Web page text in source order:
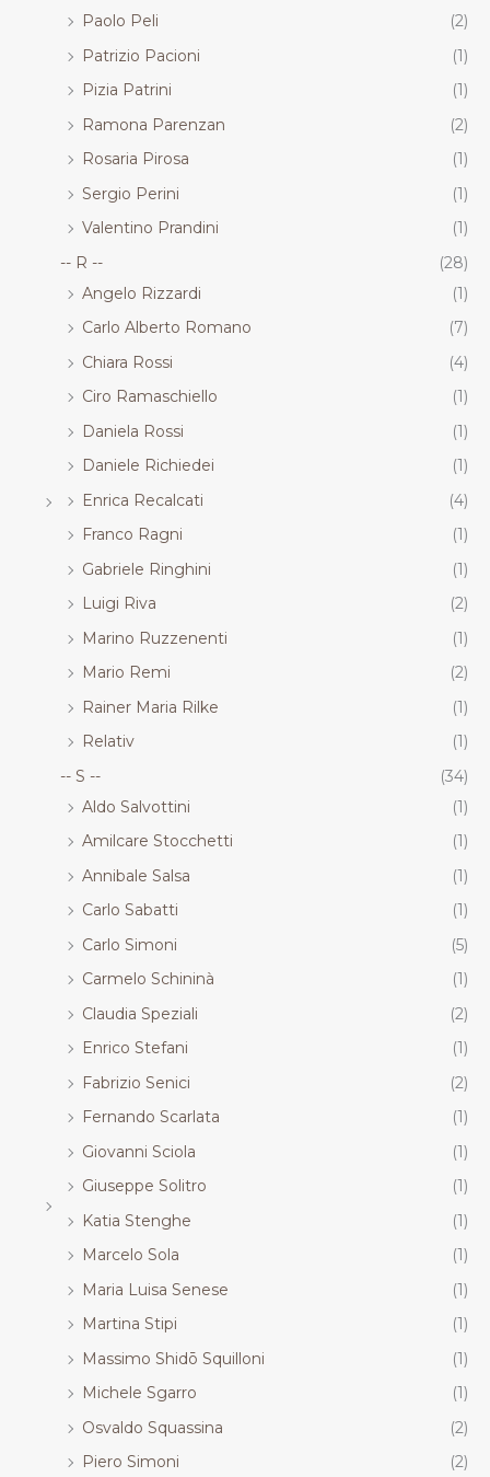
Paolo Peli
(2)
Patrizio Pacioni
(1)
Pizia Patrini
(1)
Ramona Parenzan
(2)
Rosaria Pirosa
(1)
Sergio Perini
(1)
Valentino Prandini
(1)
-- R --
(28)
Angelo Rizzardi
(1)
Carlo Alberto Romano
(7)
Chiara Rossi
(4)
Ciro Ramaschiello
(1)
Daniela Rossi
(1)
Daniele Richiedei
(1)
Enrica Recalcati
(4)
Franco Ragni
(1)
Gabriele Ringhini
(1)
Luigi Riva
(2)
Marino Ruzzenenti
(1)
Mario Remi
(2)
Rainer Maria Rilke
(1)
Relativ
(1)
-- S --
(34)
Aldo Salvottini
(1)
Amilcare Stocchetti
(1)
Annibale Salsa
(1)
Carlo Sabatti
(1)
Carlo Simoni
(5)
Carmelo Schininà
(1)
Claudia Speziali
(2)
Enrico Stefani
(1)
Fabrizio Senici
(2)
Fernando Scarlata
(1)
Giovanni Sciola
(1)
Giuseppe Solitro
(1)
Katia Stenghe
(1)
Marcelo Sola
(1)
Maria Luisa Senese
(1)
Martina Stipi
(1)
Massimo Shidō Squilloni
(1)
Michele Sgarro
(1)
Osvaldo Squassina
(2)
Piero Simoni
(2)